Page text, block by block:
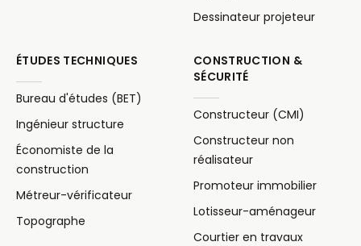
Dessinateur projeteur
ÉTUDES TECHNIQUES
Bureau d'études (BET)
Ingénieur structure
Économiste de la
construction
Métreur-vérificateur
Topographe
CONSTRUCTION &
SÉCURITÉ
Constructeur (CMI)
Constructeur non
réalisateur
Promoteur immobilier
Lotisseur-aménageur
Courtier en travaux